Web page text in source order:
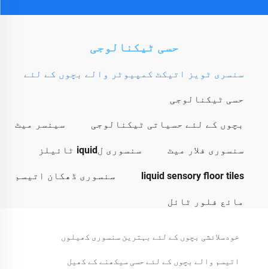
حسی ٹیکنالوجی
سنسری ٹویز اتیکٹ کمپیوٹر والے بچوں کے لئے
حسی ٹیکنالوجی
بچوں کے لئے حسیاتی ٹیکنالوجی سینسر میٹ
سنسوری فلار میٹ سنسوری لiquid ٹائیلز
liquid sensory floor tiles سنسوری ڈھکان اتیسم
مائع فلور ٹائل
خودسلائشی بچوں کے لئے بہترین سنسوری کھیلوں
اتیسم والے بچوں کے لئے حسی سیکھنے کے کھیل